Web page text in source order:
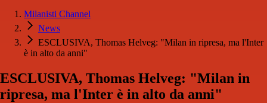
Milanisti Channel
News
ESCLUSIVA, Thomas Helveg: "Milan in ripresa, ma l'Inter
è in alto da anni"
ESCLUSIVA, Thomas Helveg: "Milan in
ripresa, ma l'Inter è in alto da anni"